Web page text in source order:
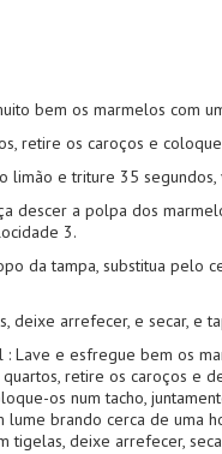
bem os marmelos com
retire os caroços e
limão e triture 35
descer a polpa dos
3.
da tampa, substitua pelo
deixe arrefecer, e secar, e
: Lave e esfregue bem os
retire os caroços e
os num tacho,
lume brando cerca de uma
tigelas, deixe arrefecer,